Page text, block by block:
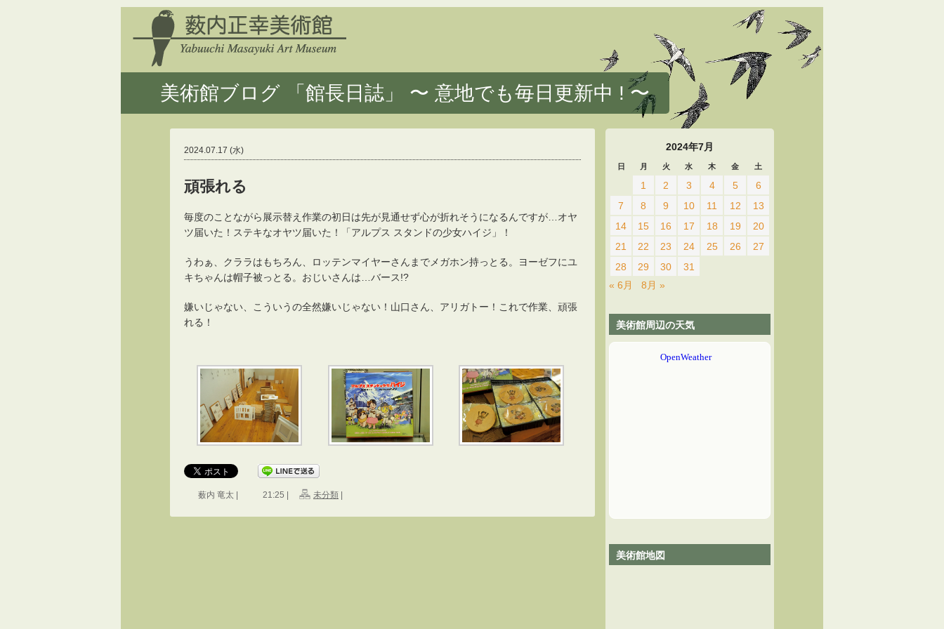
美術館ブログ 「館長日誌」 〜 意地でも毎日更新中 ! 〜
2024.07.17 (水)
頑張れる
毎度のことながら展示替え作業の初日は先が見通せず心が折れそうになるんですが…オヤ
ツ届いた！ステキなオヤツ届いた！「アルプス スタンドの少女ハイジ」！
うわぁ、クララはもちろん、ロッテンマイヤーさんまでメガホン持っとる。ヨーゼフにユ
キちゃんは帽子被っとる。おじいさんは…バース!?
嫌いじゃない、こういうの全然嫌いじゃない！山口さん、アリガトー！これで作業、頑張
れる！
薮内 竜太 | 21:25 | 未分類
2024年7月
日 月 火 水 木 金 土
1 2 3 4 5
6
7
8 9 10 11 12
13
14
15 16 17 18 19
20
21
22 23 24 25 26
27
28
29 30
31
« 6月
8月 »
美術館周辺の天気
美術館地図